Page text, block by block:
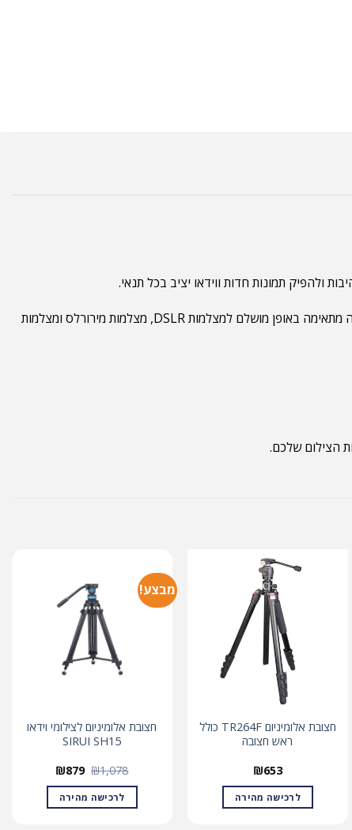
ולהפיק תמונות חדות ווידאו יציב בכל תנאי.
זוהי חצובה קלה וחצובה ניידת, פרקטית ועם יכולת המרה מהירה למונופוד מקצועי, מה שהופך אותה לאביזר צילום חובה בכל תיק צילום! החצובה מתאימה באופן מושלם למצלמות DSLR, מצלמות מירורלס ומצלמות
הצילום שלכם.
חצובת אלומיניום TR264F כולל
ראש חצובה
₪653
לרכישה מהירה
מבצע!
חצובת אלומיניום לצילומי וידאו
SIRUI SH15
₪1,078 המחיר
היה:
₪1,078.
₪879 המחיר
הוא: לרכישה מהירה